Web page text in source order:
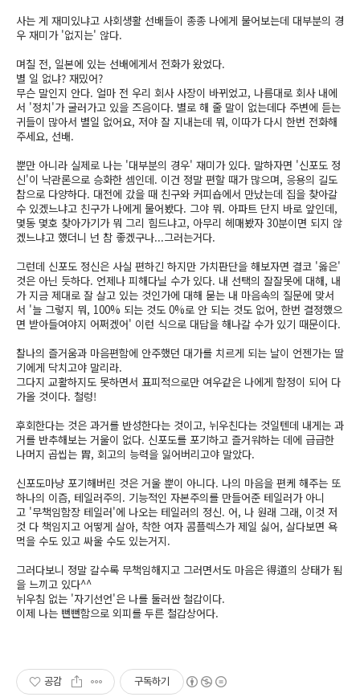
사는 게 재미있냐고 사회생활 선배들이 종종 나에게 물어보는데 대부분의 경
우 재미가 '없지는' 않다.
며칠 전, 일본에 있는 선배에게서 전화가 왔었다.
별 일 없냐? 재밌어?
무슨 말인지 안다. 얼마 전 우리 회사 사장이 바뀌었고, 나름대로 회사 내에
서 '정치'가 굴러가고 있을 즈음이다. 별로 해 줄 말이 없는데다 주변에 듣는
귀들이 많아서 별일 없어요, 저야 잘 지내는데 뭐, 이따가 다시 한번 전화해
주세요, 선배.
뿐만 아니라 실제로 나는 '대부분의 경우' 재미가 있다. 말하자면 '신포도 정
신'이 낙관론으로 승화한 셈인데. 이건 정말 편할 때가 많으며, 응용의 길도
참으로 다양하다. 대전에 갔을 때 친구와 커피숍에서 만났는데 집을 찾아갈
수 있겠느냐고 친구가 나에게 물어봤다. 그야 뭐. 아파트 단지 바로 앞인데,
몇동 몇호 찾아가기가 뭐 그리 힘드냐고, 아무리 헤매봤자 30분이면 되지 않
겠느냐고 했더니 넌 참 좋겠구나...그러는거다.
그런데 신포도 정신은 사실 편하긴 하지만 가치판단을 해보자면 결코 '옳은'
것은 아닌 듯하다. 언제나 피해다닐 수가 있다. 내 선택의 잘잘못에 대해, 내
가 지금 제대로 잘 살고 있는 것인가에 대해 묻는 내 마음속의 질문에 맞서
서 '늘 그렇지 뭐, 100% 되는 것도 0%로 안 되는 것도 없어, 한번 결정했으
면 받아들여야지 어쩌겠어' 이런 식으로 대답을 해나갈 수가 있기 때문이다.
찰나의 즐거움과 마음편함에 안주했던 대가를 치르게 되는 날이 언젠가는 딸
기에게 닥치고야 말리라.
그다지 교활하지도 못하면서 표피적으로만 여우같은 나에게 함정이 되어 다
가올 것이다. 철렁!
후회한다는 것은 과거를 반성한다는 것이고, 뉘우친다는 것일텐데 내게는 과
거를 반추해보는 거울이 없다. 신포도를 포기하고 즐거워하는 데에 급급한
나머지 곱씹는 胃, 회고의 능력을 잃어버리고야 말았다.
신포도마냥 포기해버린 것은 거울 뿐이 아니다. 나의 마음을 편케 해주는 또
하나의 이즘, 테일러주의. 기능적인 자본주의를 만들어준 테일러가 아니
고 '무책임함장 테일러'에 나오는 테일러의 정신. 어, 나 원래 그래, 이것 저
것 다 책임지고 어떻게 살아, 착한 여자 콤플렉스가 제일 싫어, 살다보면 욕
먹을 수도 있고 싸울 수도 있는거지.
그러다보니 정말 갈수록 무책임해지고 그러면서도 마음은 得道의 상태가 됨
을 느끼고 있다^^
뉘우침 없는 '자기선언'은 나를 둘러싼 철갑이다.
이제 나는 뻔뻔함으로 외피를 두른 철갑상어다.
공감 구독하기